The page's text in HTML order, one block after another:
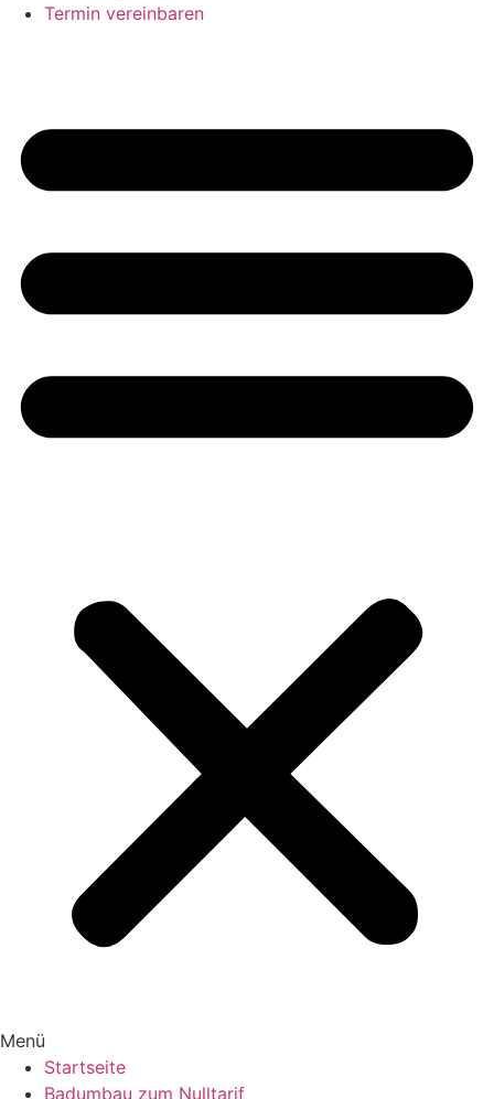
Termin vereinbaren
Menü
Startseite
Badumbau zum Nulltarif